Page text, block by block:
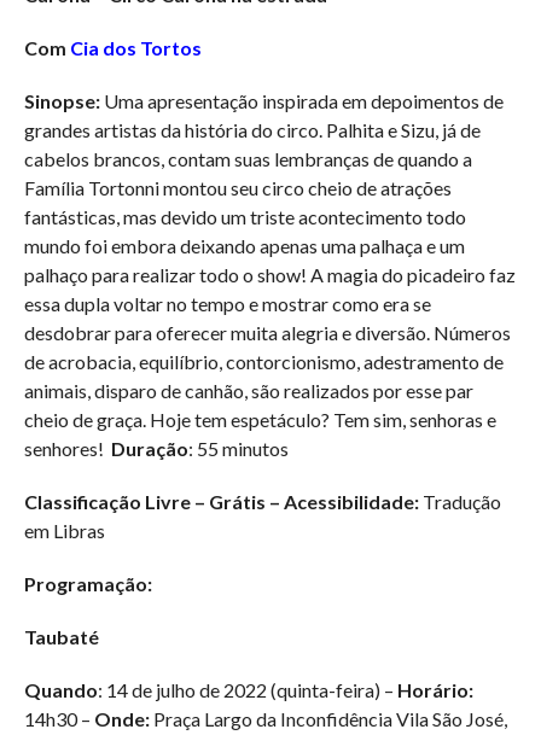
Com Cia dos Tortos
Sinopse: Uma apresentação inspirada em depoimentos de
grandes artistas da história do circo. Palhita e Sizu, já de
cabelos brancos, contam suas lembranças de quando a
Família Tortonni montou seu circo cheio de atrações
fantásticas, mas devido um triste acontecimento todo
mundo foi embora deixando apenas uma palhaça e um
palhaço para realizar todo o show! A magia do picadeiro faz
essa dupla voltar no tempo e mostrar como era se
desdobrar para oferecer muita alegria e diversão. Números
de acrobacia, equilíbrio, contorcionismo, adestramento de
animais, disparo de canhão, são realizados por esse par
cheio de graça. Hoje tem espetáculo? Tem sim, senhoras e
senhores! Duração: 55 minutos
Classificação Livre – Grátis – Acessibilidade: Tradução
em Libras
Programação:
Taubaté
Quando: 14 de julho de 2022 (quinta-feira) – Horário:
14h30 – Onde:Praça Largo da Inconfidência Vila São José,